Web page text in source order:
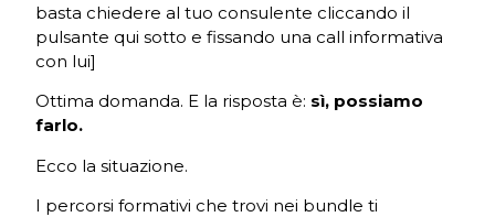
basta chiedere al tuo consulente cliccando il
pulsante qui sotto e fissando una call informativa
con lui]
Ottima domanda. E la risposta è: sì, possiamo
farlo.
Ecco la situazione.
I percorsi formativi che trovi nei bundle ti